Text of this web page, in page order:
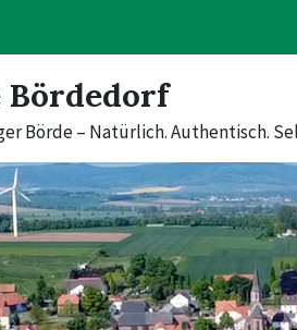
Börde – Natürlich. Authentisch.